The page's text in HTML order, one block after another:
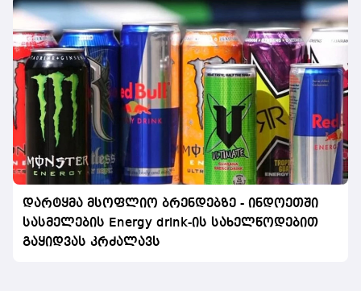
დარტყმა მსოფლიო ბრენდებზე - ინდოეთში
სასმელების Energy drink-ის სახელწოდებით
გაყიდვას კრძალავს